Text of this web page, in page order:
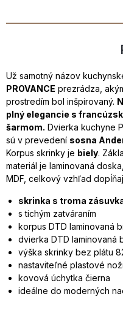
Už samotný názov
PROVANCE prezrádza,
prostredím bol inšpirovaný.
plný elegancie s
šarmom. Dvierka kuchyne
sú v prevedení sosna
Korpus skrinky je biely.
materiál je laminovaná
MDF, celkový vzhľad
skrinka s troma
s tichým zatváraním
korpus DTD laminovaná
dvierka DTD laminovaná
výška skrinky bez plátu
nastaviteľné plastové
kovová úchytka čierna
ideálne do moderných